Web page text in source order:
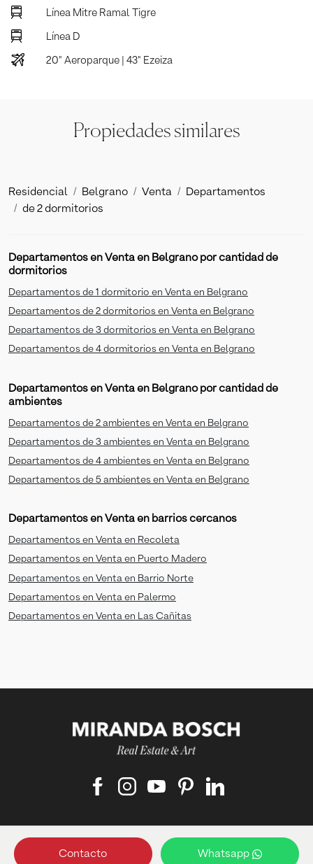
Contacto Whatsapp
Línea Mitre Ramal Tigre
Línea D
20" Aeroparque | 43" Ezeiza
Propiedades similares
Residencial Belgrano Venta
Departamentos
de 2 dormitorios
Departamentos en Venta en Belgrano por cantidad de
dormitorios
Departamentos de 1 dormitorio en Venta en Belgrano
Departamentos de 2 dormitorios en Venta en Belgrano
Departamentos de 3 dormitorios en Venta en Belgrano
Departamentos de 4 dormitorios en Venta en Belgrano
Departamentos en Venta en Belgrano por cantidad de
ambientes
Departamentos de 2 ambientes en Venta en Belgrano
Departamentos de 3 ambientes en Venta en Belgrano
Departamentos de 4 ambientes en Venta en Belgrano
Departamentos de 5 ambientes en Venta en Belgrano
Departamentos en Venta en barrios cercanos
Departamentos en Venta en Recoleta
Departamentos en Venta en Puerto Madero
Departamentos en Venta en Barrio Norte
Departamentos en Venta en Palermo
Departamentos en Venta en Las Cañitas
Matriculado responsable: